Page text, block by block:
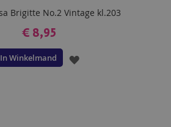
Brigitte No.2 Vintage kl.203
€ 8,95
In Winkelmand
VOEG